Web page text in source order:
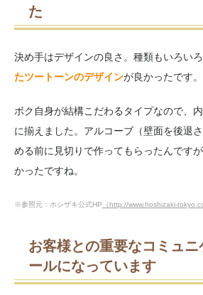
た
決め手はデザインの良さ。種類もいろいろ
たツートーンのデザインが良かったです。
ボク自身が結構こだわるタイプなので、
に揃えました。アルコーブ（壁面を後退
める前に見切りで作ってもらったんです
かったですね。
※参照元：ホシザキ公式HP （http://www.hoshizaki-
お客様との重要なコミュ
ールになっています